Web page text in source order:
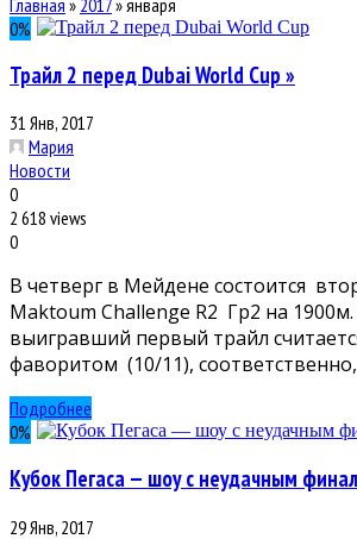
Главная » 2017»января
0%
Трайл 2 перед Dubai World Cup »
31 Янв, 2017
Мария
Новости
0
2 618 views
0
В четверг в Мейдене состоится
Maktoum Challenge R2 Гр2 на
выигравший первый трайл
фаворитом (10/11),
Подробнее
0%
Кубок Пегаса — шоу с неудачным
29 Янв, 2017